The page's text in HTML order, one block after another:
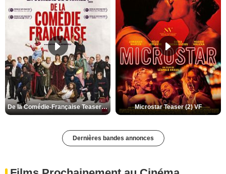
De la Comédie-Française Teaser (3) VF Microstar Teaser (2) VF
Dernières bandes annonces